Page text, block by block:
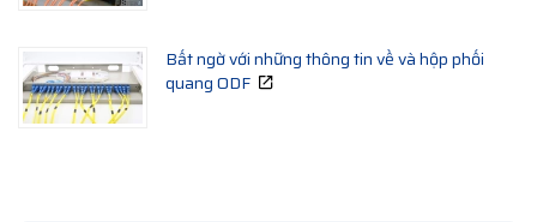
Bất ngờ với những thông tin về và hộp phối
quang ODF